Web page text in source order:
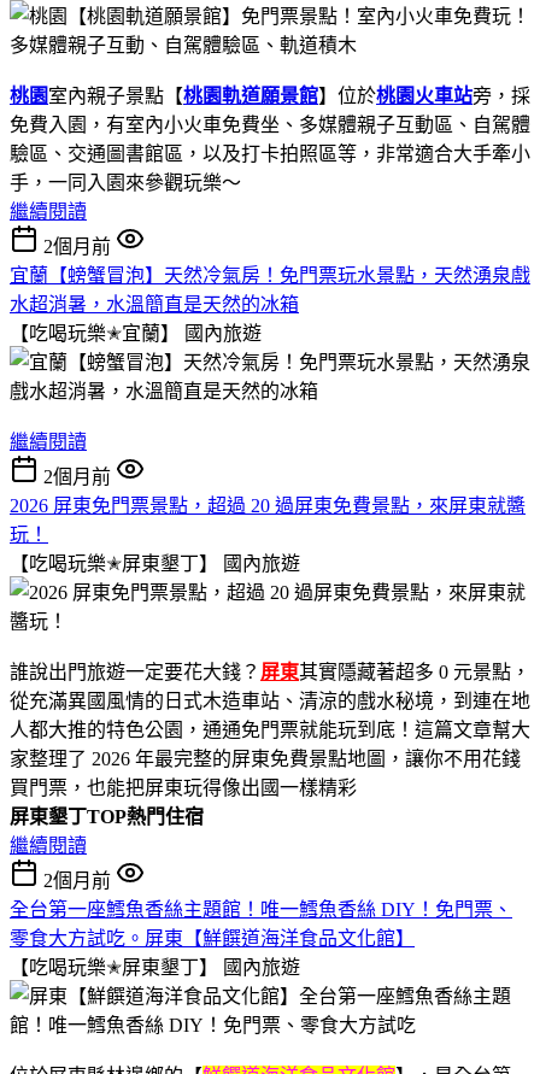
桃園室內親子景點【桃園軌道願景館】位於桃園火車站旁，採
免費入園，有室內小火車免費坐、多媒體親子互動區、自駕體
驗區、交通圖書館區，以及打卡拍照區等，非常適合大手牽小
手，一同入園來參觀玩樂～
繼續閱讀
2個月前
宜蘭【螃蟹冒泡】天然冷氣房！免門票玩水景點，天然湧泉戲
水超消暑，水溫簡直是天然的冰箱
【吃喝玩樂✭宜蘭】
國內旅遊
繼續閱讀
2個月前
2026 屏東免門票景點，超過 20 過屏東免費景點，來屏東就醬
玩！
【吃喝玩樂✭屏東墾丁】
國內旅遊
誰說出門旅遊一定要花大錢？ 屏東其實隱藏著超多 0 元景點，
從充滿異國風情的日式木造車站、清涼的戲水秘境，到連在地
人都大推的特色公園，通通免門票就能玩到底！這篇文章幫大
家整理了 2026 年最完整的屏東免費景點地圖，讓你不用花錢
買門票，也能把屏東玩得像出國一樣精彩
屏東墾丁TOP熱門住宿
繼續閱讀
2個月前
全台第一座鱈魚香絲主題館！唯一鱈魚香絲 DIY！免門票、
零食大方試吃。屏東【鮮饌道海洋食品文化館】
【吃喝玩樂✭屏東墾丁】
國內旅遊